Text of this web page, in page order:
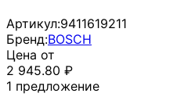
Артикул:9411619211
Бренд:BOSCH
Цена от
2 945.80 ₽
1 предложение